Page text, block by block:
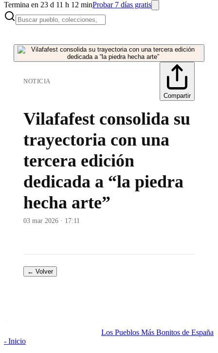
Termina en 23 d 11 h 12 minProbar 7 días gratis
NOTICIA
Compartir
Vilafafest consolida su
trayectoria con una
tercera edición
dedicada a “la piedra
hecha arte”
03 mar 2026 · 17:11
← Volver
Los Pueblos Más Bonitos de España
- Inicio